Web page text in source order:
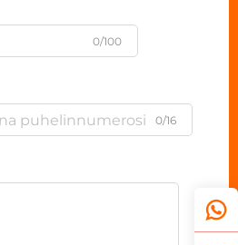
0/100
0/16